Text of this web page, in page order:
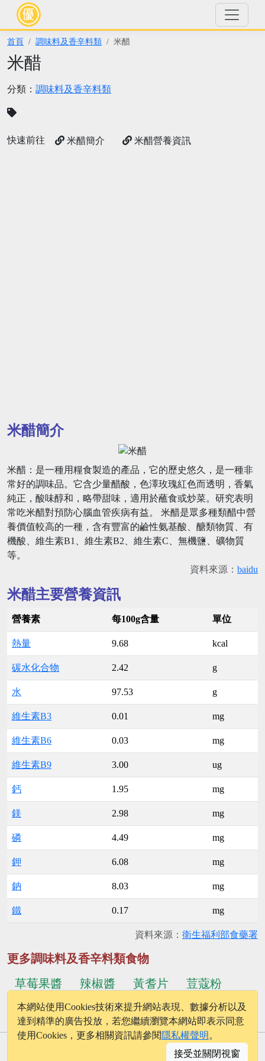
首頁 調味料及香辛料類 米醋
米醋
分類： 調味料及香辛料類
快速前往 米醋簡介 米醋營養資訊
米醋簡介
米醋：是一種用糧食製造的產品，它的歷史悠久，是一種非
常好的調味品。它含少量醋酸，色澤玫瑰紅色而透明，香氣
純正，酸味醇和，略帶甜味，適用於蘸食或炒菜。研究表明
常吃米醋對預防心腦血管疾病有益。 米醋是眾多種類醋中營
養價值較高的一種，含有豐富的鹼性氨基酸、醣類物質、有
機酸、維生素B1、維生素B2、維生素C、無機鹽、礦物質
等。
資料來源： baidu
米醋主要營養資訊
營養素 每100g含量 單位
熱量 9.68 kcal
碳水化合物 2.42 g
水 97.53 g
維生素B3 0.01 mg
維生素B6 0.03 mg
維生素B9 3.00 ug
鈣 1.95 mg
鎂 2.98 mg
磷 4.49 mg
鉀 6.08 mg
鈉 8.03 mg
鐵 0.17 mg
資料來源： 衛生福利部食藥署
更多調味料及香辛料類食物
草莓果醬
辣椒醬 黃耆片
荳蔻粉
紅辣椒油
味噌 ...更多食物
© 2026 - onelife.tw
本網站使用Cookies技術來提升網站表現、數據分析以及
達到精準的廣告投放，若您繼續瀏覽本網站即表示同意
使用Cookies，更多相關資訊請參閱 隱私權聲明 。
接受並關閉視窗